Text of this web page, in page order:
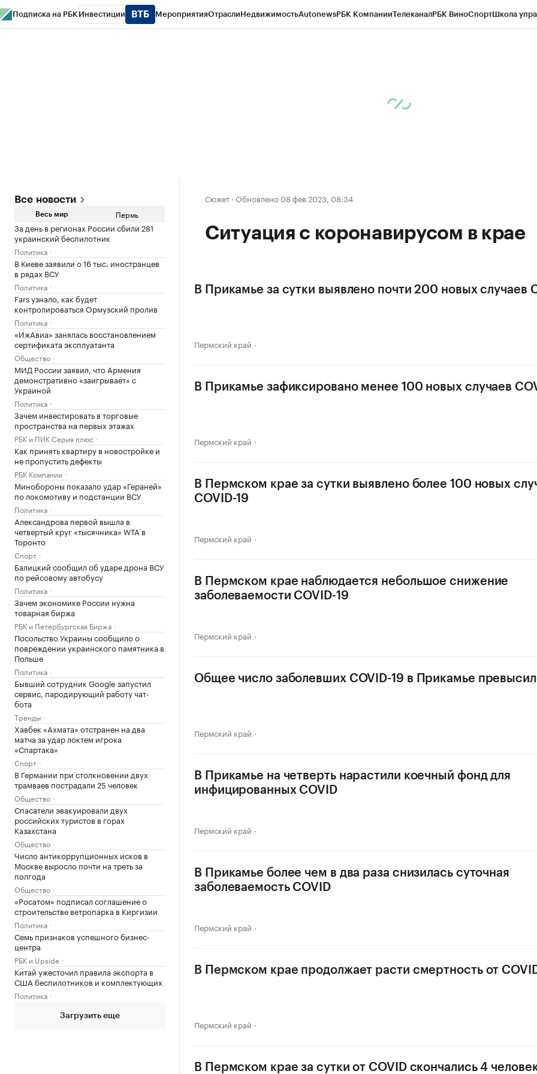
Подписка на РБК Инвестиции МероприятияОтраслиНедвижимостьAutonewsРБК КомпанииТелеканалРБК ВиноСпортШкола
Все новости
Весь мир Пермь
За день в регионах России сбили 281
украинский беспилотник
Политика
В Киеве заявили о 16 тыс. иностранцев
в рядах ВСУ
Политика
Fars узнало, как будет
контролироваться Ормузский пролив
Политика
«ИжАвиа» занялась восстановлением
сертификата эксплуатанта
Общество
МИД России заявил, что Армения
демонстративно «заигрывает» с
Украиной
Политика
Зачем инвестировать в торговые
пространства на первых этажах
РБК и ПИК Серия плюс
Как принять квартиру в новостройке и
не пропустить дефекты
РБК Компании
Минобороны показало удар «Гераней»
по локомотиву и подстанции ВСУ
Политика
Александрова первой вышла в
четвертый круг «тысячника» WTA в
Торонто
Спорт
Балицкий сообщил об ударе дрона ВСУ
по рейсовому автобусу
Политика
Зачем экономике России нужна
товарная биржа
РБК и Петербургская Биржа
Посольство Украины сообщило о
повреждении украинского памятника в
Польше
Политика
Бывший сотрудник Google запустил
сервис, пародирующий работу чат-
бота
Тренды
Хавбек «Ахмата» отстранен на два
матча за удар локтем игрока
«Спартака»
Спорт
В Германии при столкновении двух
трамваев пострадали 25 человек
Общество
Спасатели эвакуировали двух
российских туристов в горах
Казахстана
Общество
Число антикоррупционных исков в
Москве выросло почти на треть за
полгода
Общество
«Росатом» подписал соглашение о
строительстве ветропарка в Киргизии
Политика
Семь признаков успешного бизнес-
центра
РБК и Upside
Китай ужесточил правила экспорта в
США беспилотников и комплектующих
Политика
Загрузить еще
Сюжет · Обновлено 08 фев 2023, 08:34
Ситуация с коронавирусом в крае
В Прикамье за сутки выявлено почти 200 новых случаев
Пермский край
В Прикамье зафиксировано менее 100 новых случаев
Пермский край
В Пермском крае за сутки выявлено более 100 новых
COVID-19
Пермский край
В Пермском крае наблюдается небольшое снижение
заболеваемости COVID-19
Пермский край
Общее число заболевших COVID-19 в Прикамье
Пермский край
В Прикамье на четверть нарастили коечный фонд для
инфицированных COVID
Пермский край
В Прикамье более чем в два раза снизилась суточная
заболеваемость COVID
Пермский край
В Пермском крае продолжает расти смертность от
Пермский край
В Пермском крае за сутки от COVID скончались 4